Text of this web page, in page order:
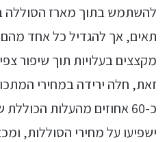
להשתמש בתוך מארז הסוללה
תאים, אך להגדיל כל אחד
מקצצים בעלויות תוך שיפור
זאת, חלה ירידה במחירי
כ-60 אחוזים מהעלות
ישפיעו על מחירי הסוללות,